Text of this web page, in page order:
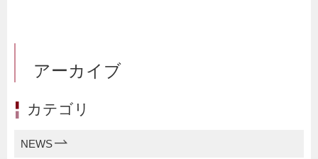
アーカイブ
カテゴリ
NEWS